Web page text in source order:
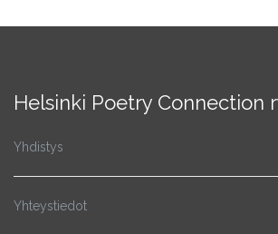
Helsinki Poetry Connection
Yhdistys
Yhteystiedot